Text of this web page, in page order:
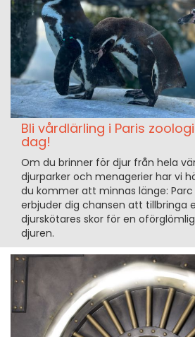
Bli vårdlärling i Paris
dag!
Om du brinner för djur från hela
djurparker och menagerier har vi
du kommer att minnas länge: Parc
erbjuder dig chansen att tillbringa
djurskötares skor för en
djuren.